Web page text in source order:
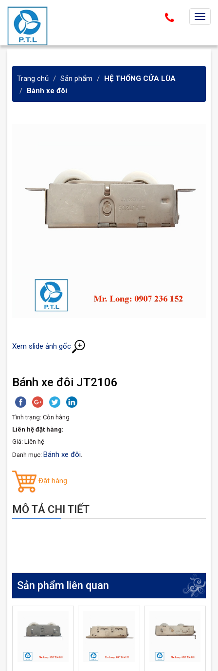
T
l
a
Trang chủ Sản phẩm
HỆ THỐNG CỬA LÙA
Bánh xe đôi
Xem slide ảnh gốc
Bánh xe đôi JT2106
Tình trạng: Còn hàng
Liên hệ đặt hàng:
Giá: Liên hệ
Danh mục: Bánh xe đôi.
Đặt hàng
MÔ TẢ CHI TIẾT
Sản phẩm liên quan